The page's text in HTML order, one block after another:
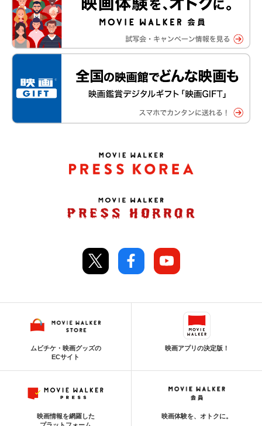
ムビチケ・映画グッズの
ECサイト
映画アプリの決定版！
映画情報を網羅した
映画体験を、オトクに。